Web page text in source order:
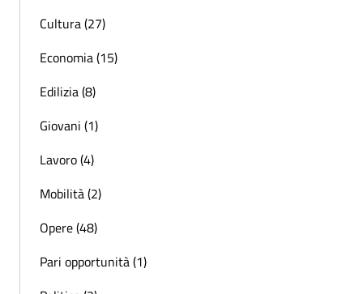
Cultura (27)
Economia (15)
Edilizia (8)
Giovani (1)
Lavoro (4)
Mobilità (2)
Opere (48)
Pari opportunità (1)